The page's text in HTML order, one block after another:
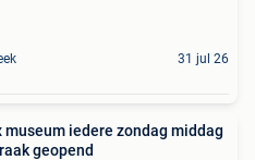
31 jul 26
museum iedere zondag middag
en afspraak geopend